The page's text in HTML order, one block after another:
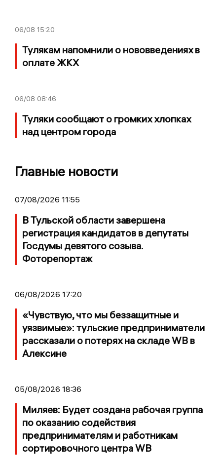
06/08 15:20
Тулякам напомнили о нововведениях в
оплате ЖКХ
06/08 08:46
Туляки сообщают о громких хлопках
над центром города
Главные новости
07/08/2026 11:55
В Тульской области завершена
регистрация кандидатов в депутаты
Госдумы девятого созыва.
Фоторепортаж
06/08/2026 17:20
«Чувствую, что мы беззащитные и
уязвимые»: тульские предприниматели
рассказали о потерях на складе WB в
Алексине
05/08/2026 18:36
Миляев: Будет создана рабочая группа
по оказанию содействия
предпринимателям и работникам
сортировочного центра WB